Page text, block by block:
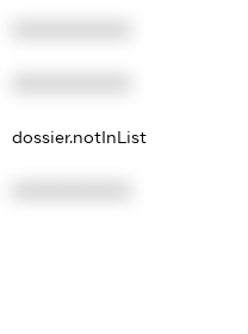
dossier.notInList